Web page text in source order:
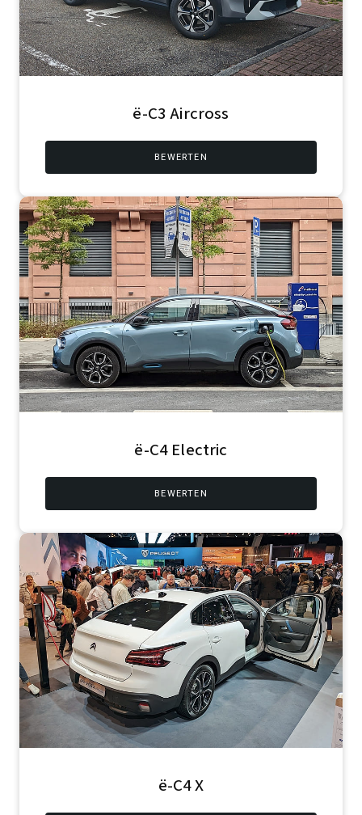
ë-C3 Aircross
BEWERTEN
ë-C4 Electric
BEWERTEN
ë-C4 X